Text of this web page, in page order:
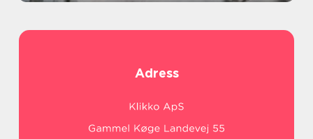
Adress